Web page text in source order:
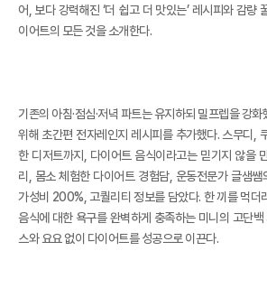
어, 보다 강력해진 ‘더 쉽고 더 맛있는’ 레시피와 감량
이어트의 모든 것을 소개한다.
기존의 아침·점심·저녁 파트는 유지하되 밀프렙을 강
위해 초간편 전자레인지 레시피를 추가했다. 스무디,
한 디저트까지, 다이어트 음식이라고는 믿기지 않을
리, 몸소 체험한 다이어트 경험담, 운동전문가 글샘쌤
가성비 200%, 고퀄리티 정보를 담았다. 한 끼를 먹더
음식에 대한 욕구를 완벽하게 충족하는 미니의 고단백
스와 요요 없이 다이어트를 성공으로 이끈다.